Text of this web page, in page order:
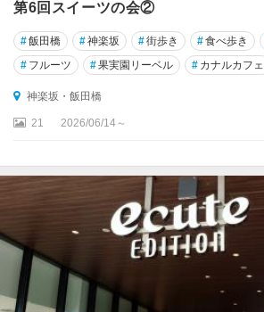
比
寿
・
自
・
川
お
台
第6回スイーツの会②
#飯田橋 #神楽坂 #街歩き #食べ歩き
# フルーツ #果実園リーベル # カナルカフェ
神楽坂・飯田橋
21 2026/06/14～